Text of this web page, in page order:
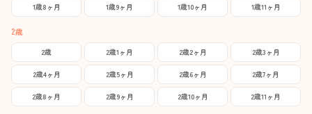
1歳8ヶ月 1歳9ヶ月 1歳10ヶ月 1歳11ヶ月
2歳
2歳 2歳1ヶ月 2歳2ヶ月 2歳3ヶ月
2歳4ヶ月 2歳5ヶ月 2歳6ヶ月 2歳7ヶ月
2歳8ヶ月 2歳9ヶ月 2歳10ヶ月 2歳11ヶ月